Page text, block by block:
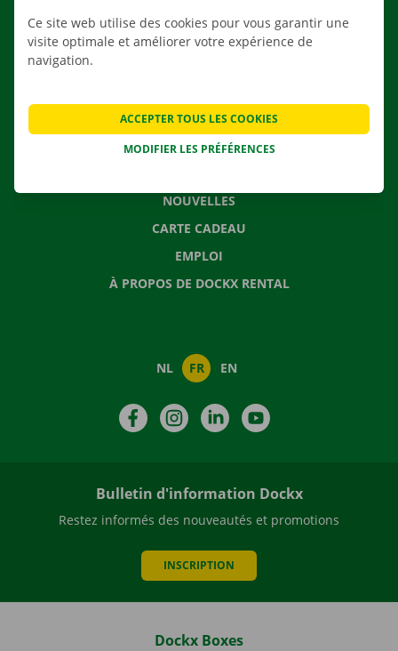
APPLI
CONTACTEZ NOUS
NOUVELLES
CARTE CADEAU
EMPLOI
À PROPOS DE DOCKX RENTAL
NL FR EN
FacebookInstagramLinkedIn
Bulletin d'information Dockx
Restez informés des nouveautés et promotions
INSCRIPTION
Dockx Boxes
Ce site web utilise des cookies pour vous garantir une
visite optimale et améliorer votre expérience de
navigation.
MODIFIER LES PRÉFÉRENCES
ACCEPTER TOUS LES COOKIES